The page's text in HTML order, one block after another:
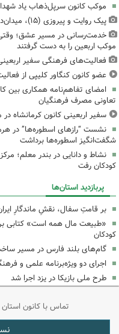
موکب کانون سرپل‌ذهاب یاد
پیک روایت و پیروزی (۱۵)، میدان‌داری نوجوانان
خدمت‌رسانی در مسیر عشق؛ وقتی
موکب اربعین را به دست گرفتند
فعالیت‌های فرهنگی سفیر
عضو کانون کنگاور کلیپی از
امضای تفاهم‌نامه همکاری بین
تعاونی مصرف فرهنگیان
سفیر اربعینی کانون کرمانشاه
نشست “رازهای اسطوره‌ها” در
شگفت‌انگیز اسطوره‌ها برداشت
نشاط و دانایی در بندر معلم؛
کودکان رفت
پربازدید استان‌ها
بر قامتِ سفال، نقشِ ماندگارِ
«طبیعت مال همه است» کتابی
کودکان
گام‌های بلند فارس در مسیر
اجرای دو ویژه‌برنامه علمی و
طرح ملی بازیکا در یزد اجرا شد
تماس با کانون استان